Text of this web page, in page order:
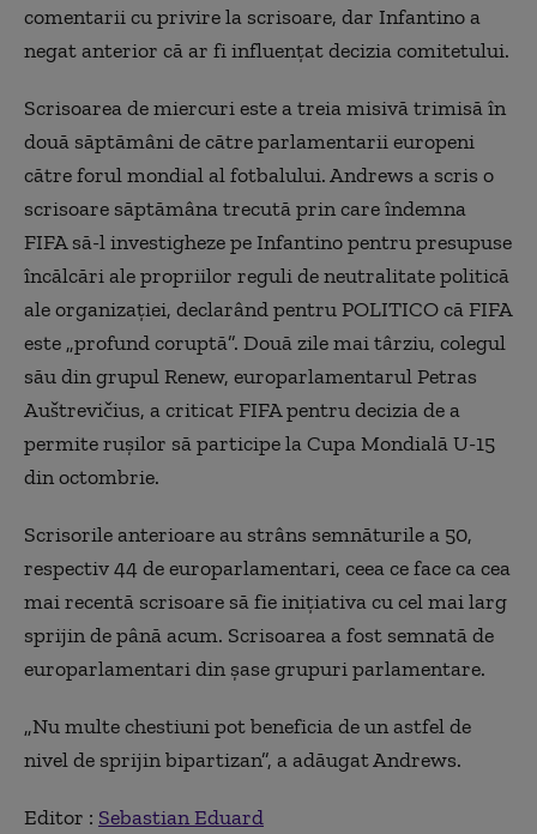
comentarii cu privire la scrisoare, dar Infantino a
negat anterior că ar fi influențat decizia comitetului.
Scrisoarea de miercuri este a treia misivă trimisă în
două săptămâni de către parlamentarii europeni
către forul mondial al fotbalului. Andrews a scris o
scrisoare săptămâna trecută prin care îndemna
FIFA să-l investigheze pe Infantino pentru presupuse
încălcări ale propriilor reguli de neutralitate politică
ale organizației, declarând pentru POLITICO că FIFA
este „profund coruptă”. Două zile mai târziu, colegul
său din grupul Renew, europarlamentarul Petras
Auštrevičius, a criticat FIFA pentru decizia de a
permite rușilor să participe la Cupa Mondială U-15
din octombrie.
Scrisorile anterioare au strâns semnăturile a 50,
respectiv 44 de europarlamentari, ceea ce face ca cea
mai recentă scrisoare să fie inițiativa cu cel mai larg
sprijin de până acum. Scrisoarea a fost semnată de
europarlamentari din șase grupuri parlamentare.
„Nu multe chestiuni pot beneficia de un astfel de
nivel de sprijin bipartizan”, a adăugat Andrews.
Editor : Sebastian Eduard